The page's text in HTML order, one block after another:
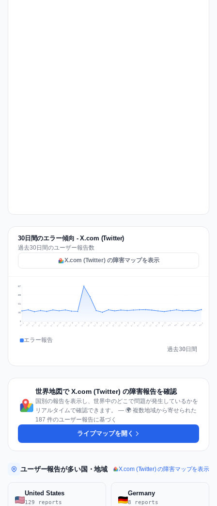
30日間のエラー傾向 - X.com (Twitter)
過去30日間のユーザー報告数
X.com (Twitter) の障害マップを表示
132
264
395
527
Jul 8 Jul 9 Jul 10 Jul 11 Jul 12 Jul 13 Jul 14 Jul 15 Jul 16 Jul 17 Jul 18 Jul 19 Jul 20 Jul 21 Jul 22 Jul 23 Jul 24 Jul 25 Jul 26 Jul 27 Jul 28 Jul 29 Jul 30 Jul 31 Aug 1 Aug 2 Aug 3 Aug 4 Aug 5 Aug 6
エラー報告
過去30日間
世界地図で X.com (Twitter) の障害報告を確認
国別の報告を表示し、世界中のどこで問題が発生しているかを
リアルタイムで確認できます。 — 🌍 複数地域から寄せられた
187 件のユーザー報告に基づく
ライブマップを開く
ユーザー報告が多い国・地域 X.com (Twitter) の障害マップを表示
United States
129 reports
Germany
8 reports